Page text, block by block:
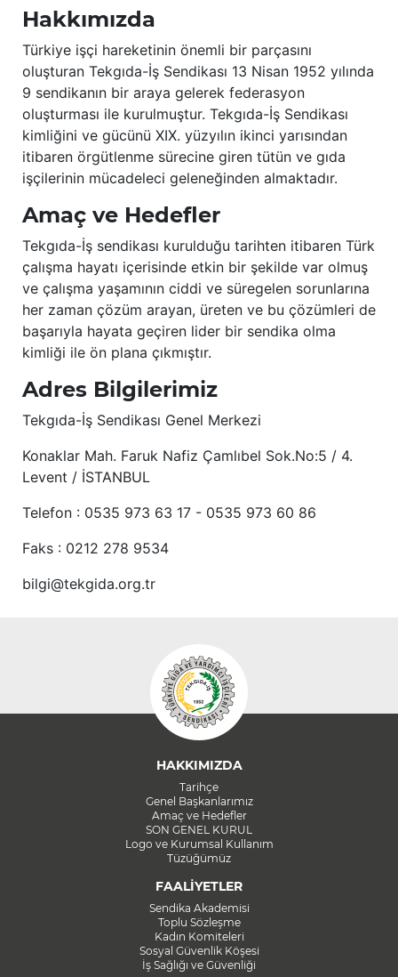
Hakkımızda
Türkiye işçi hareketinin önemli bir parçasını
oluşturan Tekgıda-İş Sendikası 13 Nisan 1952 yılında
9 sendikanın bir araya gelerek federasyon
oluşturması ile kurulmuştur. Tekgıda-İş Sendikası
kimliğini ve gücünü XIX. yüzyılın ikinci yarısından
itibaren örgütlenme sürecine giren tütün ve gıda
işçilerinin mücadeleci geleneğinden almaktadır.
Amaç ve Hedefler
Tekgıda-İş sendikası kurulduğu tarihten itibaren Türk
çalışma hayatı içerisinde etkin bir şekilde var olmuş
ve çalışma yaşamının ciddi ve süregelen sorunlarına
her zaman çözüm arayan, üreten ve bu çözümleri de
başarıyla hayata geçiren lider bir sendika olma
kimliği ile ön plana çıkmıştır.
Adres Bilgilerimiz
Tekgıda-İş Sendikası Genel Merkezi
Konaklar Mah. Faruk Nafiz Çamlıbel Sok.No:5 / 4.
Levent / İSTANBUL
Telefon : 0535 973 63 17 - 0535 973 60 86
Faks : 0212 278 9534
bilgi@tekgida.org.tr
HAKKIMIZDA
Tarihçe
Genel Başkanlarımız
Amaç ve Hedefler
SON GENEL KURUL
Logo ve Kurumsal Kullanım
Tüzüğümüz
FAALİYETLER
Sendika Akademisi
Toplu Sözleşme
Kadın Komiteleri
Sosyal Güvenlik Köşesi
İş Sağlığı ve Güvenliği